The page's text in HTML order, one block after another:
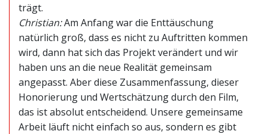
trägt.
Christian:Am Anfang war die Enttäuschung
natürlich groß, dass es nicht zu Auftritten kommen
wird, dann hat sich das Projekt verändert und wir
haben uns an die neue Realität gemeinsam
angepasst. Aber diese Zusammenfassung, dieser
Honorierung und Wertschätzung durch den Film,
das ist absolut entscheidend. Unsere gemeinsame
Arbeit läuft nicht einfach so aus, sondern es gibt